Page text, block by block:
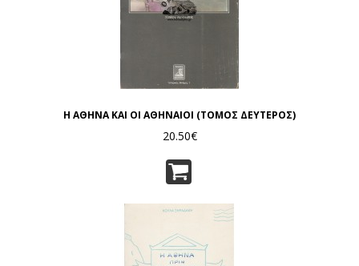
Η ΑΘΗΝΑ ΚΑΙ ΟΙ ΑΘΗΝΑΙΟΙ (ΤΟΜΟΣ ΔΕΥΤΕΡΟΣ)
20.50€